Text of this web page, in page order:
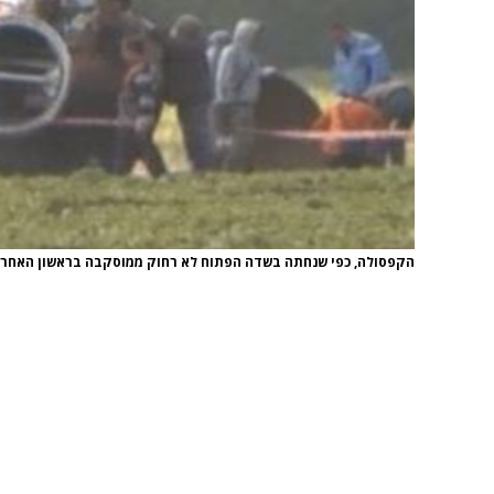
הקפסולה, כפי שנחתה בשדה הפתוח לא רחוק ממוסקבה בראשון